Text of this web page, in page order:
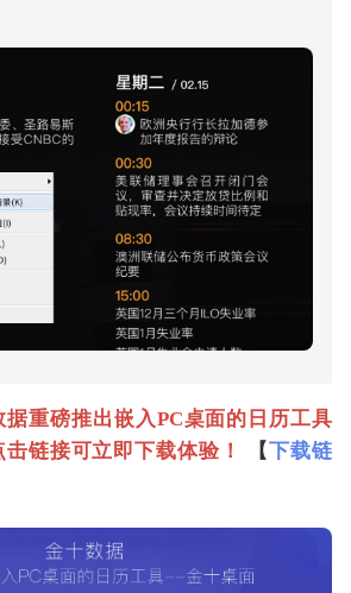
重磅推出嵌入PC桌面的日历工具
链接可立即下载体验！
【下载链